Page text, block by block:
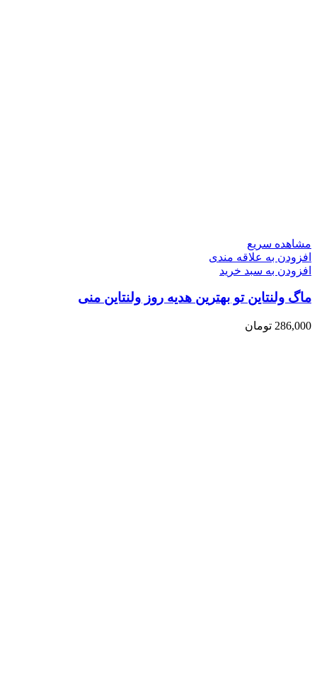
مشاهده سریع
افزودن به علاقه مندی
افزودن به سبد خرید
ماگ ولنتاین تو بهترین هدیه روز ولنتاین منی
286,000 تومان